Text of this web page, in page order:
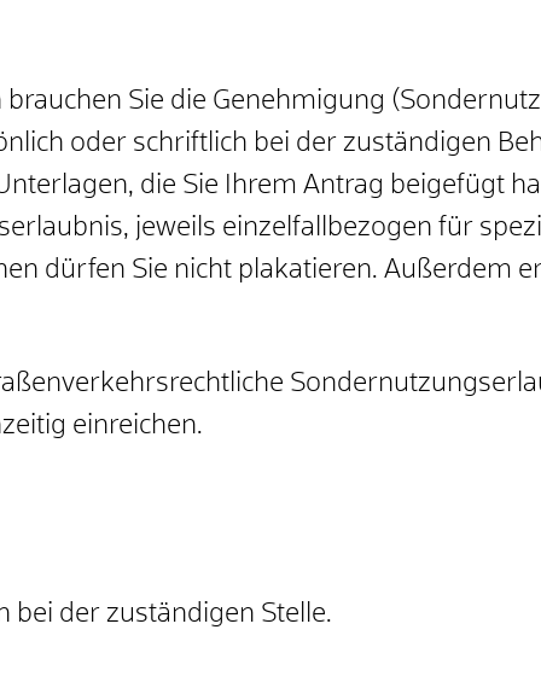
Sie die Genehmigung
oder schriftlich bei der zuständigen
die Sie Ihrem Antrag beigefügt
jeweils einzelfallbezogen für
dürfen Sie nicht plakatieren. Außerdem
einreichen.
bei der zuständigen Stelle.